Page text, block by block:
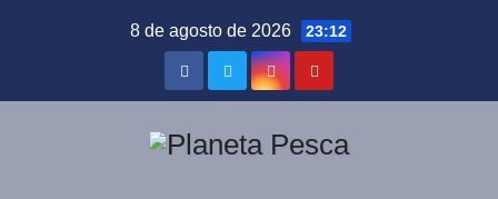
8 de agosto de 2026 23:12